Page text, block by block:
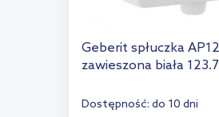
Geberit spłuczka
zawieszona biała
Dostępność: do 10 dni